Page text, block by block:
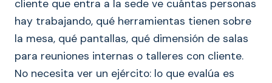
cliente que entra a la sede ve cuántas personas
hay trabajando, qué herramientas tienen sobre
la mesa, qué pantallas, qué dimensión de salas
para reuniones internas o talleres con cliente.
No necesita ver un ejército: lo que evalúa es